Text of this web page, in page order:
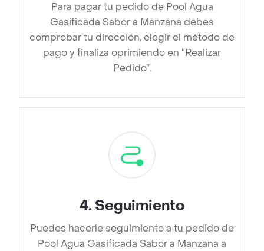
Para pagar tu pedido de Pool Agua
Gasificada Sabor a Manzana debes
comprobar tu dirección, elegir el método de
pago y finaliza oprimiendo en “Realizar
Pedido”.
4. Seguimiento
Puedes hacerle seguimiento a tu pedido de
Pool Agua Gasificada Sabor a Manzana a